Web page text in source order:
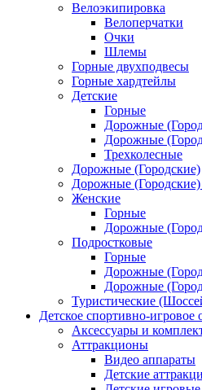
Велоэкипировка
Велоперчатки
Очки
Шлемы
Горные двухподвесы
Горные хардтейлы
Детские
Горные
Дорожные
Дорожные
Трехколесные
Дорожные (Городские)
Дорожные
Женские
Горные
Дорожные
Подростковые
Горные
Дорожные
Дорожные
Туристические
Детское спортивно-игровое
Аксессуары и
Аттракционы
Видео аппараты
Детские